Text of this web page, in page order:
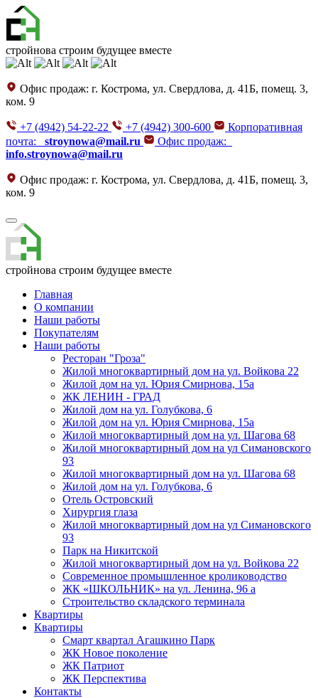
стройнова строим будущее вместе
Офис продаж: г. Кострома, ул. Свердлова, д. 41Б, помещ. 3,
ком. 9
+7 (4942) 54-22-22 +7 (4942) 300-600
Корпоративная
почта: stroynowa@mail.ru
Офис продаж:
info.stroynowa@mail.ru
Офис продаж: г. Кострома, ул. Свердлова, д. 41Б, помещ. 3,
ком. 9
стройнова строим будущее вместе
Главная
О компании
Наши работы
Покупателям
Наши работы
Ресторан "Гроза"
Жилой многоквартирный дом на ул. Войкова 22
Жилой дом на ул. Юрия Смирнова, 15а
ЖК ЛЕНИН - ГРАД
Жилой дом на ул. Голубкова, 6
Жилой дом на ул. Юрия Смирнова, 15а
Жилой многоквартирный дом на ул. Шагова 68
Жилой многоквартирный дом на ул Симановского
93
Жилой многоквартирный дом на ул. Шагова 68
Жилой дом на ул. Голубкова, 6
Отель Островский
Хирургия глаза
Жилой многоквартирный дом на ул Симановского
93
Парк на Никитской
Жилой многоквартирный дом на ул. Войкова 22
Современное промышленное кролиководство
ЖК «ШКОЛЬНИК» на ул. Ленина, 96 а
Строительство складского терминала
Квартиры
Квартиры
Смарт квартал Агашкино Парк
ЖК Новое поколение
ЖК Патриот
ЖК Перспектива
Контакты